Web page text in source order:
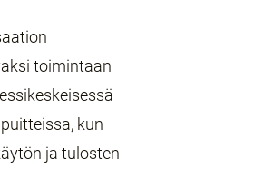
toimintaan
kun
ja tulosten